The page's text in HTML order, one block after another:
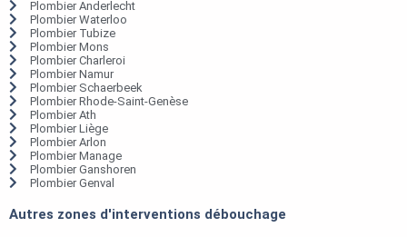
Plombier Anderlecht
Plombier Waterloo
Plombier Tubize
Plombier Mons
Plombier Charleroi
Plombier Namur
Plombier Schaerbeek
Plombier Rhode-Saint-Genèse
Plombier Ath
Plombier Liège
Plombier Arlon
Plombier Manage
Plombier Ganshoren
Plombier Genval
Autres zones d'interventions débouchage